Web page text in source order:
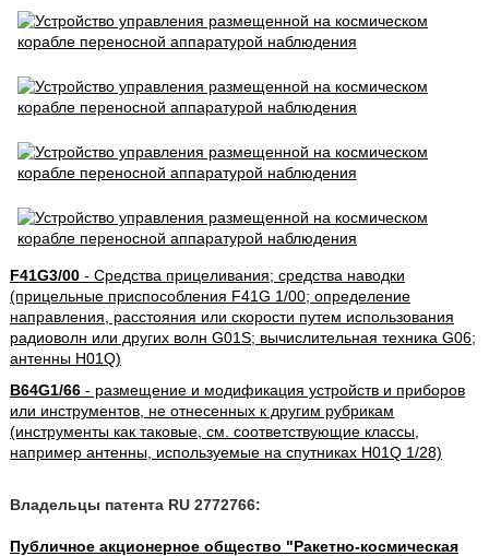
F41G3/00- Средства прицеливания; средства наводки
(прицельные приспособления F41G 1/00; определение
направления, расстояния или скорости путем использования
радиоволн или других волн G01S; вычислительная техника G06;
антенны H01Q)
B64G1/66- размещение и модификация устройств и приборов
или инструментов, не отнесенных к другим рубрикам
(инструменты как таковые, см. соответствующие классы,
например антенны, используемые на спутниках H01Q 1/28)
Владельцы патента RU 2772766:
Публичное акционерное общество "Ракетно-космическая